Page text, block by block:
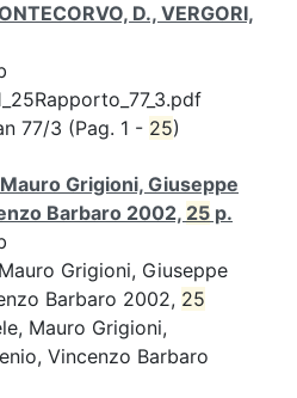
D., VERGORI,
77/3 (Pag. 1 - 25)
Grigioni, Giuseppe
Barbaro 2002, 25 p.
Grigioni, Giuseppe
Barbaro 2002, 25
Mauro Grigioni,
Vincenzo Barbaro